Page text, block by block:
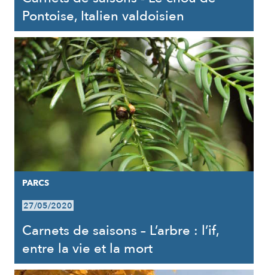
Pontoise, Italien valdoisien
PARCS
27/05/2020
Carnets de saisons – L’arbre : l’if,
entre la vie et la mort